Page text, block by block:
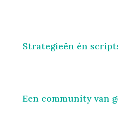
Strategieën én
Een community van